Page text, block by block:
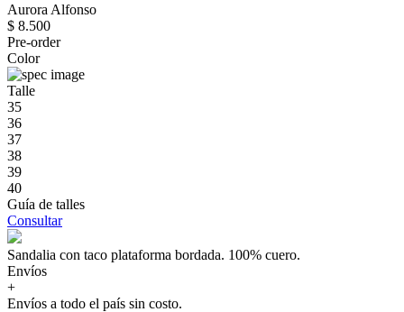
Aurora Alfonso
$ 8.500
Pre-order
Color
Talle
35
36
37
38
39
40
Guía de talles
Consultar
Sandalia con taco plataforma bordada. 100% cuero.
Envíos
+
Envíos a todo el país sin costo.